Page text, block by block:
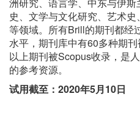
洲研究、语言学、中东与伊
史、文学与文化研究、艺术
等领域。所有Brill的期刊都经
水平，期刊库中有60多种期
以上期刊被Scopus收录，是
的参考资源。
试用截至：2020年5月10日